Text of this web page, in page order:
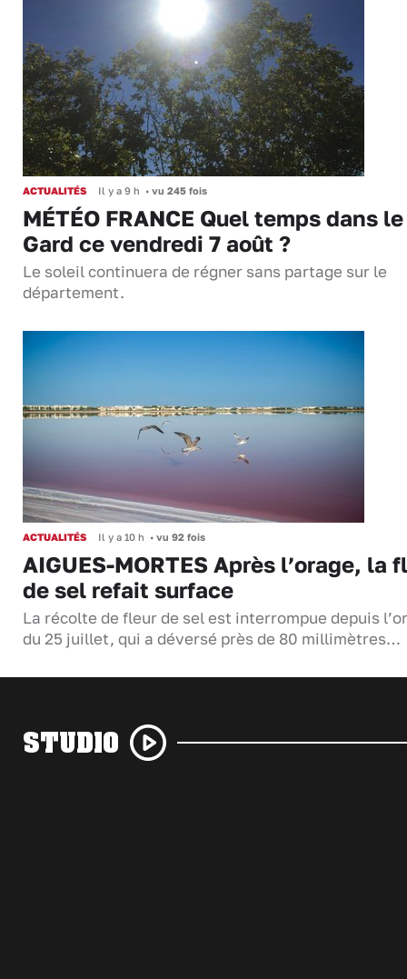
ACTUALITÉS Il y a 9 h • vu 245 fois
MÉTÉO FRANCE Quel temps dans le
Gard ce vendredi 7 août ?
Le soleil continuera de régner sans partage sur le
département.
ACTUALITÉS Il y a 10 h • vu 92 fois
AIGUES-MORTES Après l’orage, la
de sel refait surface
La récolte de fleur de sel est interrompue depuis
du 25 juillet, qui a déversé près de 80 millimètres…
STUDIO